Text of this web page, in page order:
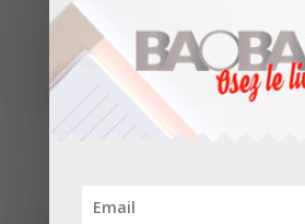
Témoignage de
Christophe Schreiber
de Lune
19 Sep 2019 |Actualités